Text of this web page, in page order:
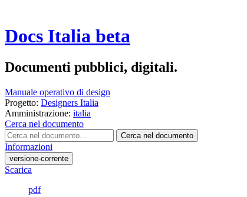
Docs Italia beta
Documenti pubblici, digitali.
Manuale operativo di design
Progetto: Designers Italia
Amministrazione: italia
Cerca nel documento
Cerca nel documento
Informazioni
versione-corrente
Scarica
pdf